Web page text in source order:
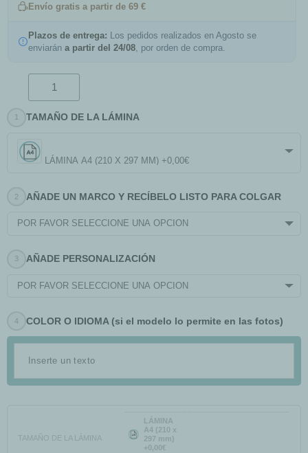
Envío gratis a partir de 69 €
Plazos de entrega: Los pedidos realizados en Agosto se
enviarán a partir del 24/08 , por orden de compra.
TAMAÑO DE LA LÁMINA
LÁMINA A4 (210 X 297 MM) +0,00€
AÑADE UN MARCO Y RECÍBELO LISTO PARA COLGAR
POR FAVOR SELECCIONE UNA OPCIÓN
AÑADE PERSONALIZACIÓN
POR FAVOR SELECCIONE UNA OPCIÓN
COLOR O IDIOMA (si el modelo lo permite en las fotos)
TAMAÑO DE LA LÁMINA
LÁMINA
A4 (210 x
297 mm)
+0,00€